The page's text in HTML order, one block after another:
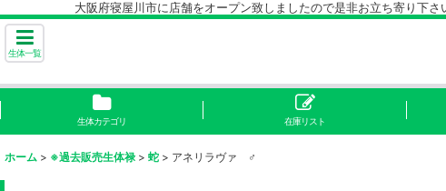
大阪府寝屋川市に店舗をオープン致しましたので是非お立ち寄り下
生体一覧
生体カテゴリ 在庫リスト
ホーム > ※過去販売生体禄 > 蛇 > アネリラヴァ ♂